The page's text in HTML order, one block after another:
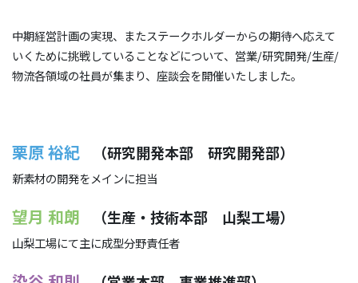
中期経営計画の実現、またステークホルダーからの期待へ応えて
いくために挑戦していることなどについて、営業/研究開発/生産/
物流各領域の社員が集まり、座談会を開催いたしました。
栗原 裕紀 （研究開発本部 研究開発部）
新素材の開発をメインに担当
望月 和朗 （生産・技術本部 山梨工場）
山梨工場にて主に成型分野責任者